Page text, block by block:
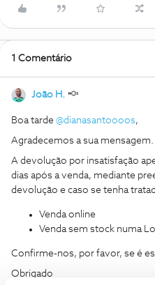
1 Comentário
João H.
Boa tarde @dianasantoooos,
Agradecemos a sua mensagem.
A devolução por insatisfação
dias após a venda, mediante
devolução e caso se tenha
Venda online
Venda sem stock numa
Confirme-nos, por favor, se é
Obrigado